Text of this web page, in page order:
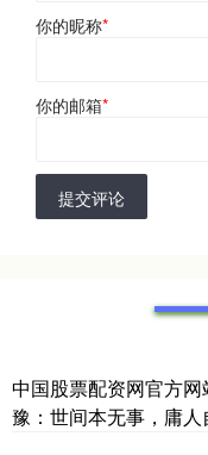
你的昵称*
你的邮箱*
提交评论
中国股票配资网官方网
豫：世间本无事，庸人